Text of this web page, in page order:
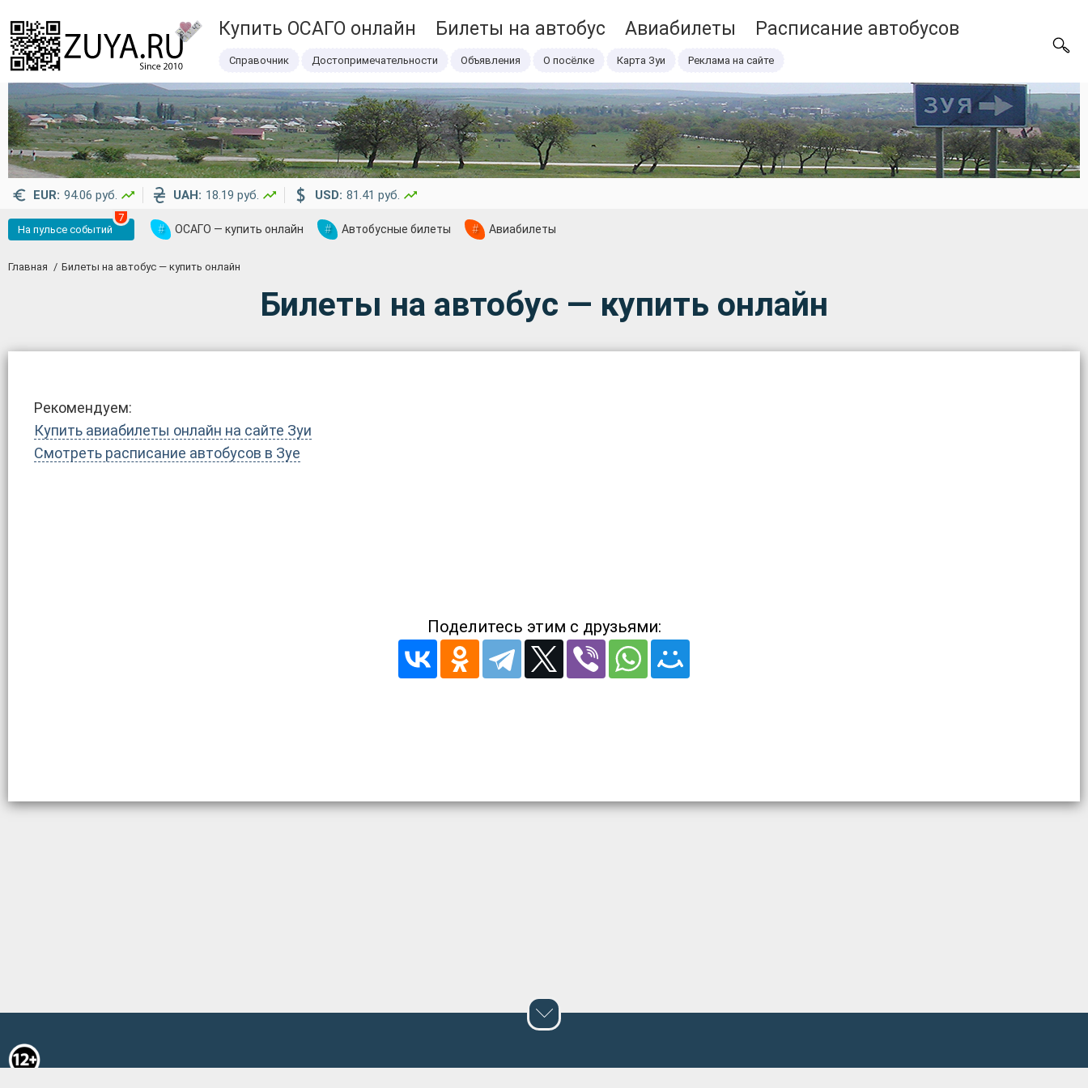
Купить ОСАГО онлайн Билеты на автобус Авиабилеты Расписание автобусов
Справочник Достопримечательности Объявления О посёлке Карта Зуи Реклама на сайте
EUR: 94.06 руб. UAH: 18.19 руб. USD: 81.41 руб.
На пульсе событий
7
# ОСАГО — купить онлайн # Автобусные билеты # Авиабилеты
Главная Билеты на автобус — купить онлайн
Билеты на автобус — купить онлайн
Рекомендуем:
Купить авиабилеты онлайн на сайте Зуи
Смотреть расписание автобусов в Зуе
Поделитесь этим с друзьями: